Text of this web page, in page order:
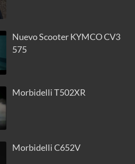
Nuevo Scooter KYMCO CV3
575
Morbidelli T502XR
Morbidelli C652V